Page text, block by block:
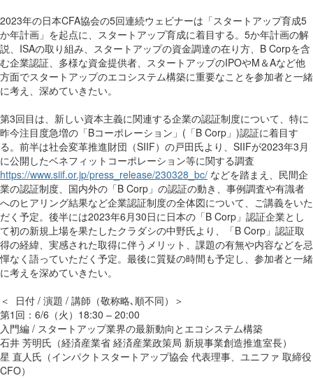
2023年の日本CFA協会の5回連続ウェビナーは「スタートアップ育成5
か年計画」を起点に、スタートアップ育成に着目する。5か年計画の解
説、ISAの取り組み、スタートアップの資金調達の在り方、B Corpを含
む企業認証、多様な資金提供者、スタートアップのIPOやM＆Aなど他
方面でスタートアップのエコシステム構築に重要なことを参加者と一緒
に考え、深めていきたい。
第3回目は、新しい資本主義に関連する企業の認証制度について、特に
昨今注目度急増の「Bコーポレーション」(「B Corp」)認証に着目す
る。前半は社会変革推進財団（SIIF）の戸田氏より、SIIFが2023年3月
に公開したベネフィットコーポレーション等に関する調査
https://www.siif.or.jp/press_release/230328_bc/ などを踏まえ、民間企
業の認証制度、国内外の「B Corp」の認証の動き、事例調査や有識者
へのヒアリング結果など企業認証制度の全体図について、ご講義をいた
だく予定。後半には2023年6月30日に日本の「B Corp」認証企業とし
て初の新規上場を果たしたクラダシの中野氏より、「B Corp」認証取
得の経緯、実感された取得に伴うメリット、課題の有無や内容などを忌
憚なく語っていただく予定。最後に質疑の時間も予定し、参加者と一緒
に考えを深めていきたい。
＜ 日付 / 演題 / 講師（敬称略､順不同）＞
第1回：6/6（火）18:30 – 20:00
入門編 / スタートアップ業界の最新動向とエコシステム構築
石井 芳明氏（経済産業省 経済産業政策局 新規事業創造推進室長）
星 直人氏（インパクトスタートアップ協会 代表理事、ユニファ 取締役
CFO）